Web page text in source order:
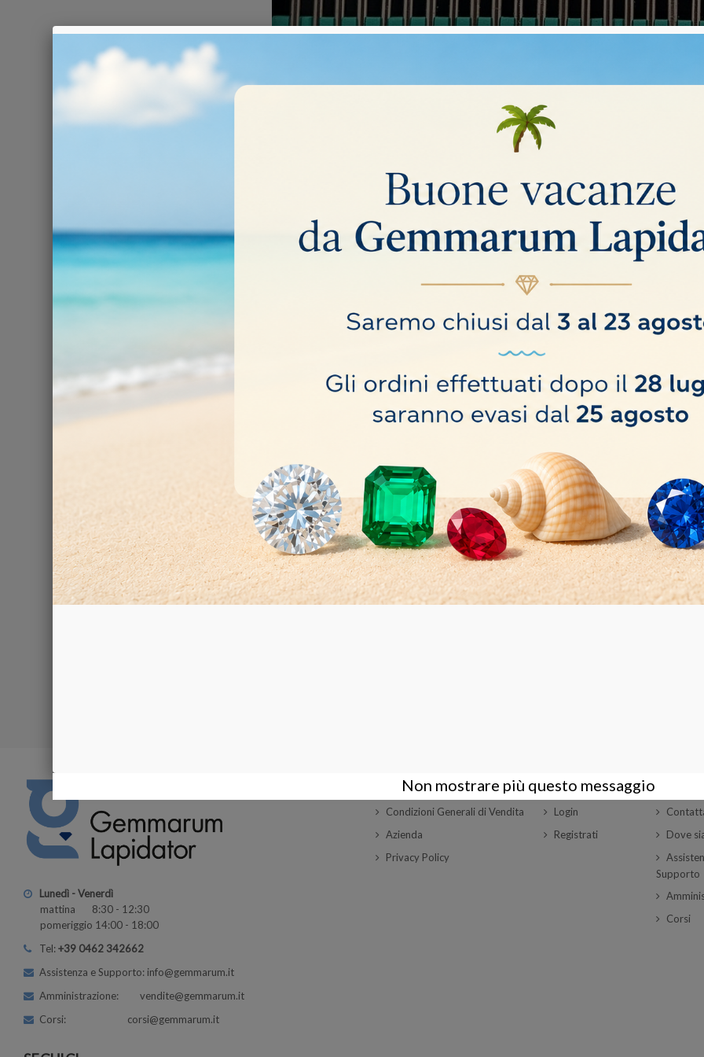
KIT FRESE ELETTRODEPOSTE
Kit Frese Diamantate Elettrodeposte, disponibili in varie forme, dimensioni e grane
Ordina per: Rilevanza
Frese Diamantate Set 30 pz fino a Ø 3.2mm
Prodotto disponibile con diverse opzioni
Frese Diamantate Set 30 pz Ø
Prodotto disponibile con
Lunedì - Venerdì
mattina 8:30 - 12:30
pomeriggio 14:00 - 18:00
Tel:+39 0462 342662
Assistenza e Supporto: info@gemmarum.it
Amministrazione: vendite@gemmarum.it
Corsi: corsi@gemmarum.it
AZIENDA
Condizioni Generali di Vendita
Azienda
Privacy Policy
ACCOUNT
Login
Registrati
Dove
Supporto
Corsi
Non mostrare più questo messaggio